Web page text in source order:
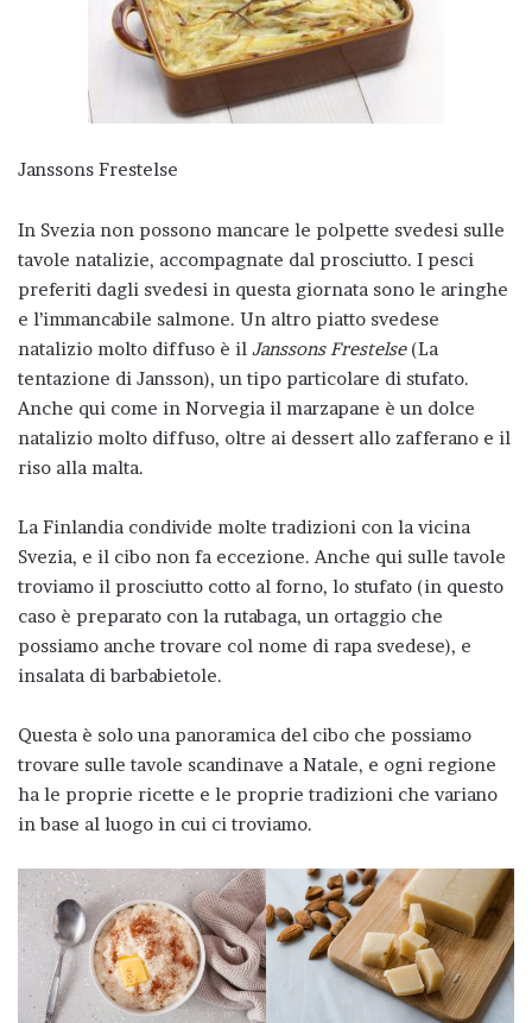
Janssons Frestelse
In Svezia non possono mancare le polpette svedesi sulle
tavole natalizie, accompagnate dal prosciutto. I pesci
preferiti dagli svedesi in questa giornata sono le aringhe
e l’immancabile salmone. Un altro piatto svedese
natalizio molto diffuso è il Janssons Frestelse (La
tentazione di Jansson), un tipo particolare di stufato.
Anche qui come in Norvegia il marzapane è un dolce
natalizio molto diffuso, oltre ai dessert allo zafferano e il
riso alla malta.
La Finlandia condivide molte tradizioni con la vicina
Svezia, e il cibo non fa eccezione. Anche qui sulle tavole
troviamo il prosciutto cotto al forno, lo stufato (in questo
caso è preparato con la rutabaga, un ortaggio che
possiamo anche trovare col nome di rapa svedese), e
insalata di barbabietole.
Questa è solo una panoramica del cibo che possiamo
trovare sulle tavole scandinave a Natale, e ogni regione
ha le proprie ricette e le proprie tradizioni che variano
in base al luogo in cui ci troviamo.